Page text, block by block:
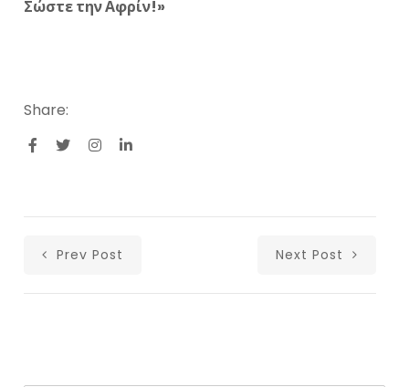
Σώστε την Αφρίν!»
Share:
Prev Post Next Post